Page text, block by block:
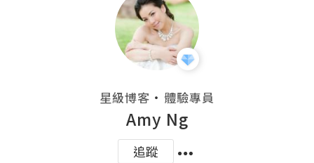
星級博客 ・ 體驗專員
Amy Ng
追蹤